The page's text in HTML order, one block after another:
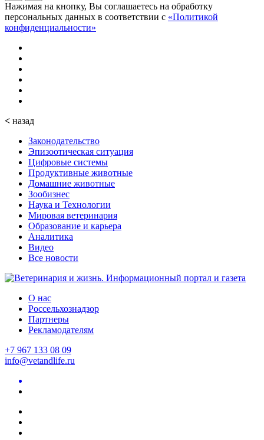
Нажимая на кнопку, Вы соглашаетесь на обработку
персональных данных в соответствии с «Политикой
конфиденциальности»
< назад
Законодательство
Эпизоотическая ситуация
Цифровые системы
Продуктивные животные
Домашние животные
Зообизнес
Наука и Технологии
Мировая ветеринария
Образование и карьера
Аналитика
Видео
Все новости
О нас
Россельхознадзор
Партнеры
Рекламодателям
+7 967 133 08 09
info@vetandlife.ru